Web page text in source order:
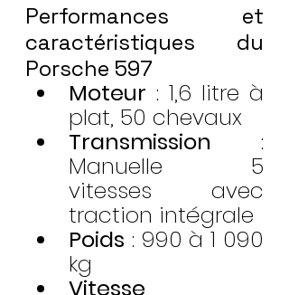
Performances et
caractéristiques du
Porsche 597
Moteur : 1,6 litre à
plat, 50 chevaux
Transmission :
Manuelle 5
vitesses avec
traction intégrale
Poids : 990 à 1 090
kg
Vitesse